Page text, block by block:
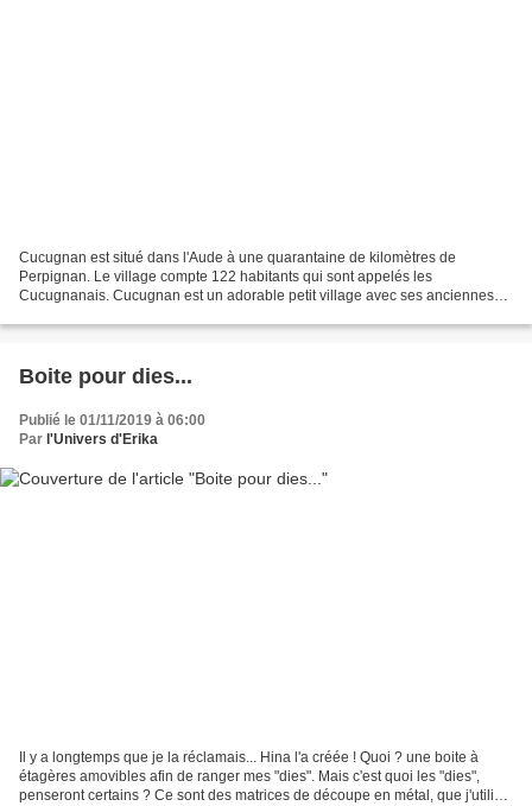
Cucugnan est situé dans l'Aude à une quarantaine de kilomètres de
Perpignan. Le village compte 122 habitants qui sont appelés les
Cucugnanais. Cucugnan est un adorable petit village avec ses anciennes
Boite pour dies...
Publié le 01/11/2019 à 06:00
Par l'Univers d'Erika
Il y a longtemps que je la réclamais... Hina l'a créée ! Quoi ? une boite à
étagères amovibles afin de ranger mes "dies". Mais c'est quoi les "dies",
penseront certains ? Ce sont des matrices de découpe en métal, que j'utilise